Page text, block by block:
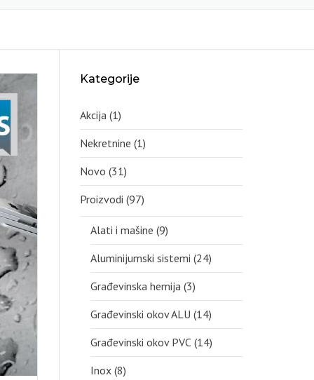
Kategorije
Akcija(1)
Nekretnine (1)
Novo (31)
Proizvodi (97)
Alati i mašine (9)
Aluminijumski sistemi (24)
Građevinska hemija(3)
Građevinski okov ALU (14)
Građevinski okov PVC (14)
Inox(8)